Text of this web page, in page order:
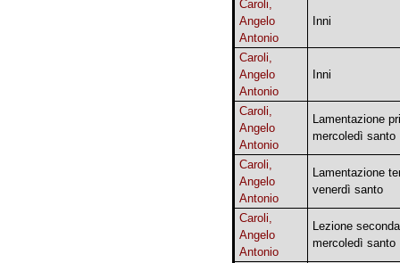
Caroli,
Angelo
Antonio
Inni
Caroli,
Angelo
Antonio
Inni
Caroli,
Angelo
Antonio
Lamentazione
mercoledì santo
Caroli,
Angelo
Antonio
Lamentazione
venerdì santo
Caroli,
Angelo
Antonio
Lezione
mercoledì santo